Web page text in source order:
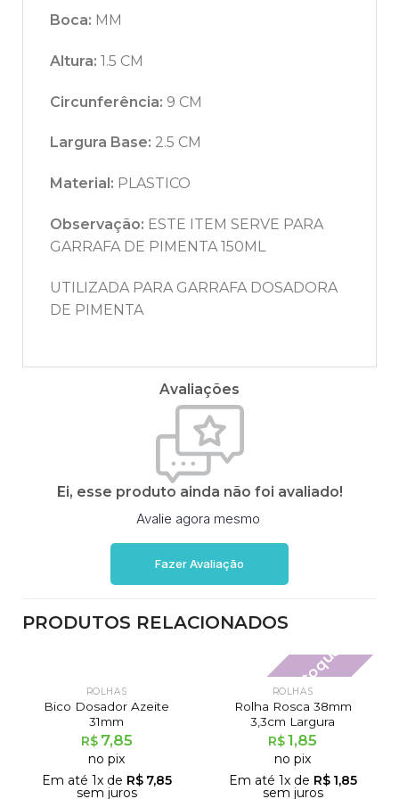
Boca: MM
Altura: 1.5 CM
Circunferência: 9 CM
Largura Base: 2.5 CM
Material: PLASTICO
Observação: ESTE ITEM SERVE PARA
GARRAFA DE PIMENTA 150ML
UTILIZADA PARA GARRAFA DOSADORA
DE PIMENTA
Avaliações
Ei, esse produto ainda não foi avaliado!
Avalie agora mesmo
Fazer Avaliação
PRODUTOS RELACIONADOS
ROLHAS
Bico Dosador Azeite
31mm
R$ 7,85
no pix
Em até 1x de R$ 7,85
sem juros
Fora de estoque
ROLHAS
Rolha Rosca 38mm
3,3cm Largura
R$1,85
no pix
Em até 1x de R$ 1,85
sem juros